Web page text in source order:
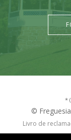
*
©
Livro de